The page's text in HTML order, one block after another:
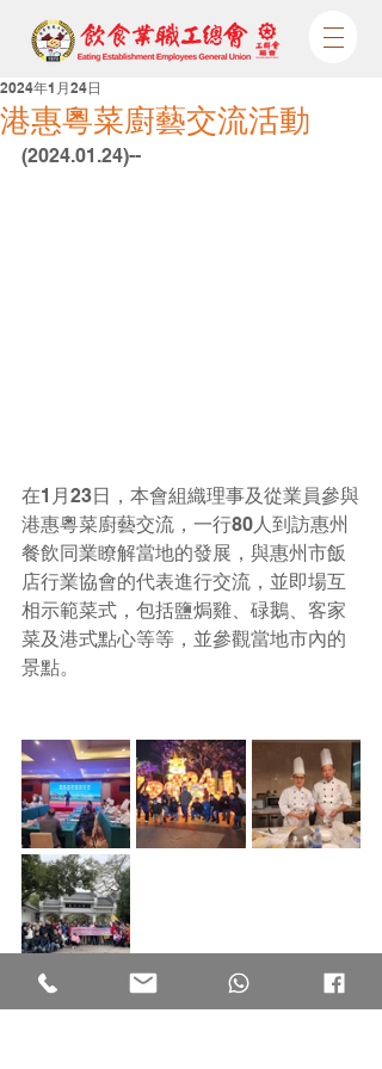
港惠粵菜廚藝交流活動
2024年1月24日
(2024.01.24)--
在1月23日，本會組織理事及從業員參與
港惠粵菜廚藝交流，一行80人到訪惠州
餐飲同業瞭解當地的發展，與惠州市飯
店行業協會的代表進行交流，並即場互
相示範菜式，包括鹽焗雞、碌鵝、客家
菜及港式點心等等，並參觀當地市內的
景點。